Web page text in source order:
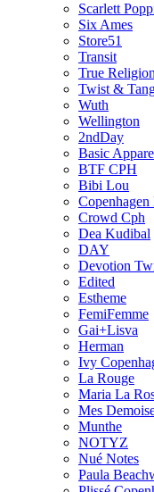
Scarlett
Six Ames
Store51
Transit
True Religion
Twist &
Wuth
Wellington
2ndDay
Basic
BTF CPH
Bibi Lou
Copenhagen
Crowd Cph
Dea Kudibal
DAY
Devotion
Edited
Estheme
FemiFemme
Gai+Lisva
Herman
Ivy
La Rouge
Maria La
Mes
Munthe
NOTYZ
Nué Notes
Paula